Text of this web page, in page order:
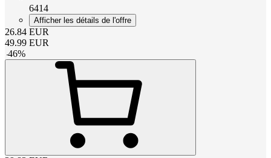
6414
Afficher les détails de l'offre
26.84 EUR
49.99 EUR
-46%